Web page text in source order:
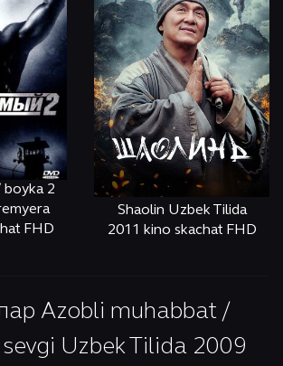
boyka 2
FHD
Shaolin Uzbek Tilida
2011 kino skachat FHD
Azobli muhabbat /
Uzbek Tilida 2009